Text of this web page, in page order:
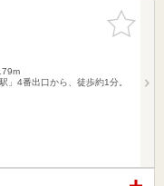
お気に入
りに追加
」4番出口から、徒歩約1分。